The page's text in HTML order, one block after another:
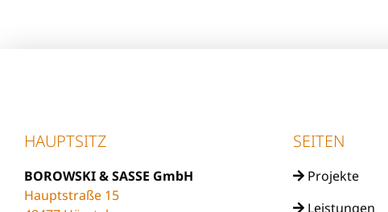
HAUPTSITZ
BOROWSKI & SASSE GmbH
Hauptstraße 15
SEITEN
Projekte
Leistungen